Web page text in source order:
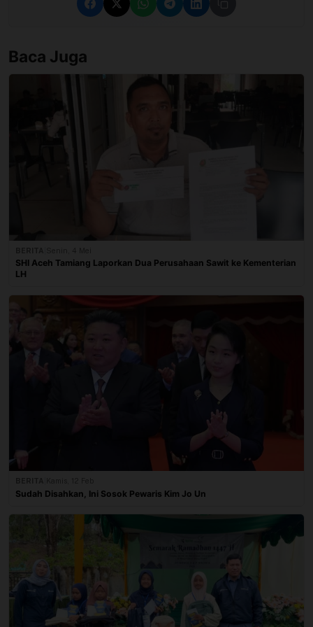
Baca Juga
SHI Aceh Tamiang Laporkan Dua Perusahaan Sawit ke Kementerian
LH
Sudah Disahkan, Ini Sosok Pewaris Kim Jo Un